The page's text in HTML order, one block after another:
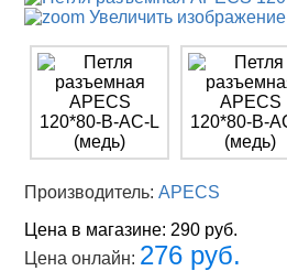
Увеличить изображение
Производитель:APECS
Цена в магазине: 290 руб.
Цена онлайн: 276 руб.